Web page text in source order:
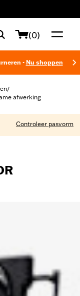
(0)
- Nu shoppen
/
afwerking
Controleer pasvorm